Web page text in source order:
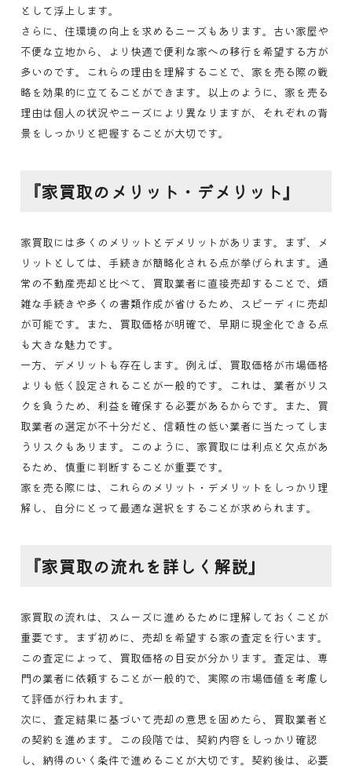
として浮上します。
さらに、住環境の向上を求めるニーズもあります。古い家屋や
不便な立地から、より快適で便利な家への移行を希望する方が
多いのです。これらの理由を理解することで、家を売る際の戦
略を効果的に立てることができます。以上のように、家を売る
理由は個人の状況やニーズにより異なりますが、それぞれの背
景をしっかりと把握することが大切です。
『家買取のメリット・デメリット』
家買取には多くのメリットとデメリットがあります。まず、メ
リットとしては、手続きが簡略化される点が挙げられます。通
常の不動産売却と比べて、買取業者に直接売却することで、煩
雑な手続きや多くの書類作成が省けるため、スピーディに売却
が可能です。また、買取価格が明確で、早期に現金化できる点
も大きな魅力です。
一方、デメリットも存在します。例えば、買取価格が市場価格
よりも低く設定されることが一般的です。これは、業者がリス
クを負うため、利益を確保する必要があるからです。また、買
取業者の選定が不十分だと、信頼性の低い業者に当たってしま
うリスクもあります。このように、家買取には利点と欠点があ
るため、慎重に判断することが重要です。
家を売る際には、これらのメリット・デメリットをしっかり理
解し、自分にとって最適な選択をすることが求められます。
『家買取の流れを詳しく解説』
家買取の流れは、スムーズに進めるために理解しておくことが
重要です。まず初めに、売却を希望する家の査定を行います。
この査定によって、買取価格の目安が分かります。査定は、専
門の業者に依頼することが一般的で、実際の市場価値を考慮し
て評価が行われます。
次に、査定結果に基づいて売却の意思を固めたら、買取業者と
の契約を進めます。この段階では、契約内容をしっかり確認
し、納得のいく条件で進めることが大切です。契約後は、必要